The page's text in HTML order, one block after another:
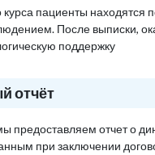
пациенты находятся
После выписки,
поддержку
отчёт
предоставляем отчет о
при заключении